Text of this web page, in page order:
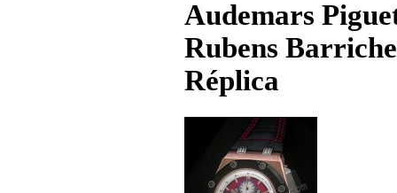
Audemars
Rubens
Réplica